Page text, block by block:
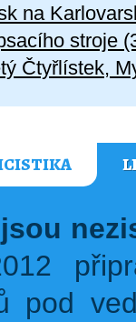
na
stroje
Čtyřlístek,
pod